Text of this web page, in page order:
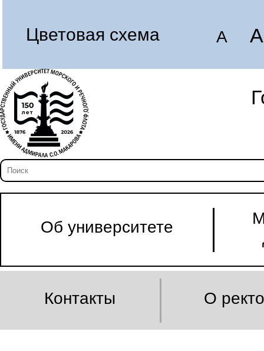
Цветовая схема A A
Об университете
Контакты О